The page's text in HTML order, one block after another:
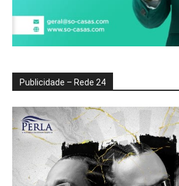
Publicidade – Rede 24